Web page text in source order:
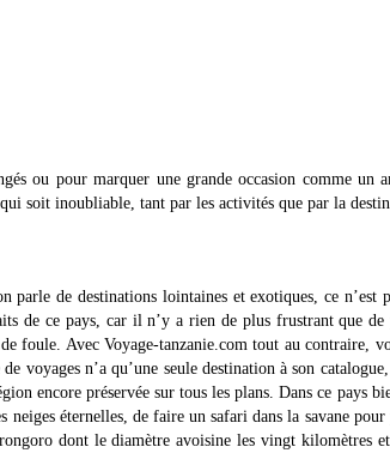
ou pour marquer une grande occasion comme un
soit inoubliable, tant par les activités que par la
parle de destinations lointaines et exotiques, ce n’est
de ce pays, car il n’y a rien de plus frustrant que
foule. Avec Voyage-tanzanie.com tout au contraire,
de voyages n’a qu’une seule destination à son
encore préservée sur tous les plans. Dans ce pays
neiges éternelles, de faire un safari dans la savane
dont le diamètre avoisine les vingt kilomètres